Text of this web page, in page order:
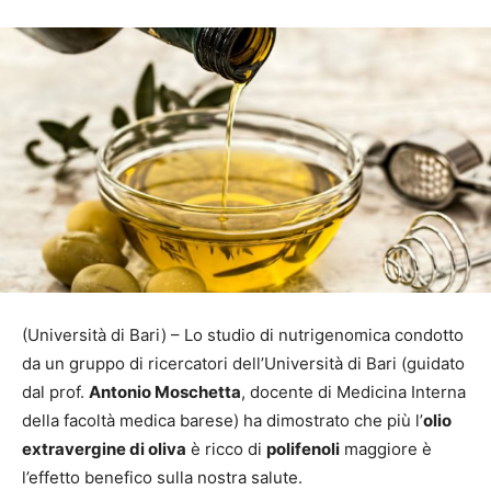
(Università di Bari) – Lo studio di nutrigenomica condotto
da un gruppo di ricercatori dell’Università di Bari (guidato
dal prof. Antonio Moschetta, docente di Medicina Interna
della facoltà medica barese) ha dimostrato che più l’olio
extravergine di oliva è ricco di polifenoli maggiore è
l’effetto benefico sulla nostra salute.